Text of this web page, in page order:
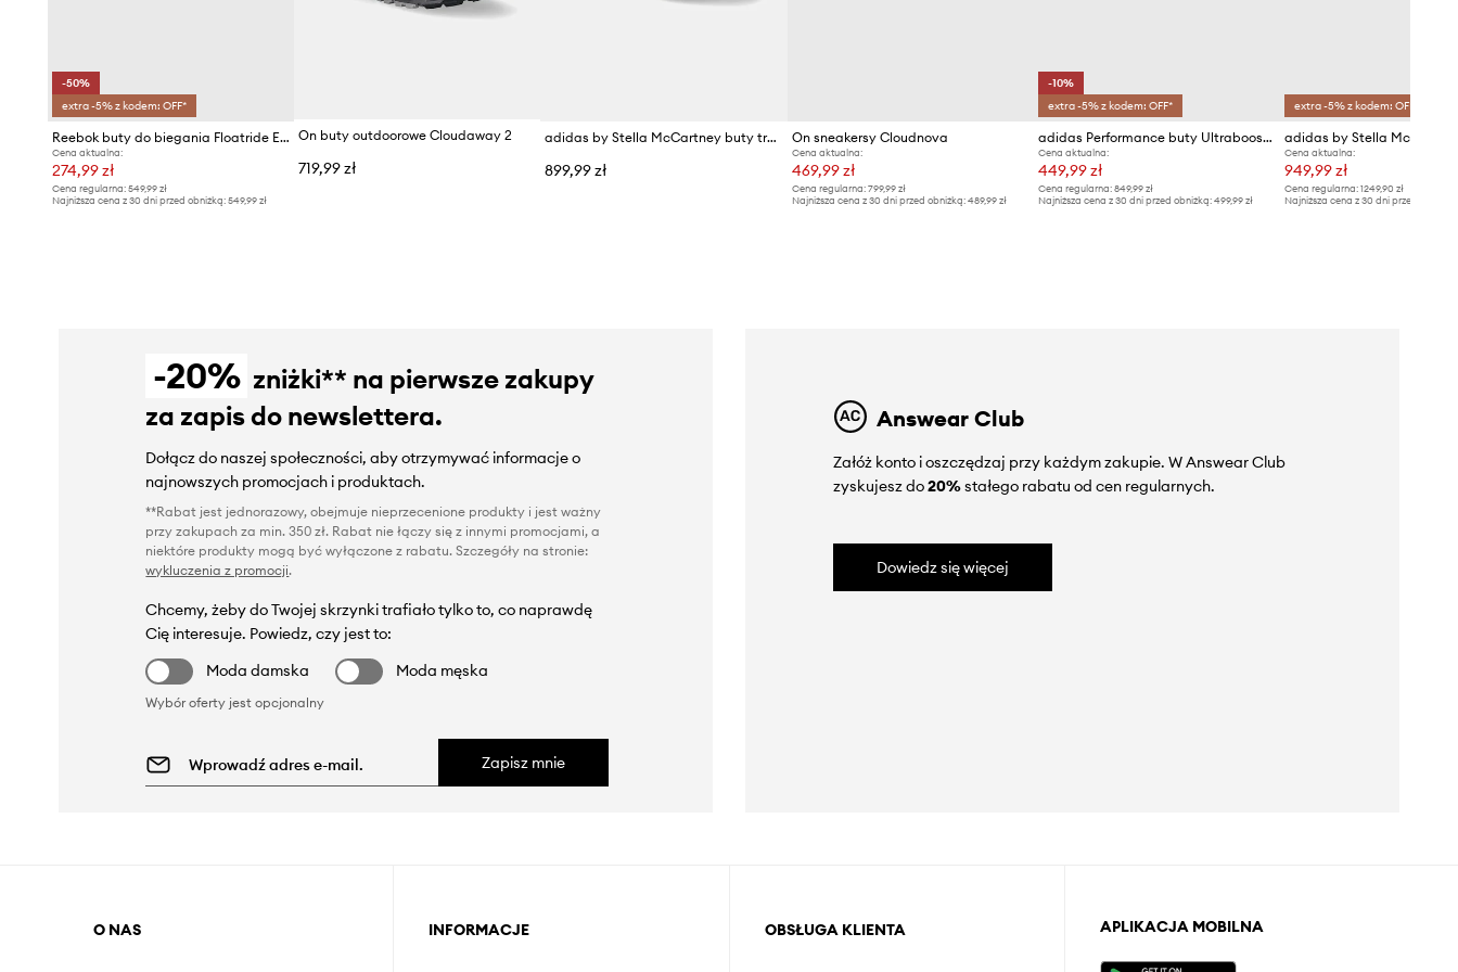
-50%
extra -5% z kodem: OFF*
Reebok buty do biegania Floatride Energy Symmetros 2.5
Cena aktualna:
274,99 zł
Cena regularna: 549,99 zł
Najniższa cena z 30 dni przed obniżką: 549,99 zł
On buty outdoorowe Cloudaway 2
719,99 zł
adidas by Stella McCartney buty treningowe Ultraboost 20
899,99 zł
On sneakersy Cloudnova
Cena aktualna:
469,99 zł
Cena regularna: 799,99 zł
Najniższa cena z 30 dni przed obniżką: 489,99 zł
-10%
extra -5% z kodem: OFF*
adidas Performance buty Ultraboost 1.0
Cena aktualna:
449,99 zł
Cena regularna:849,99 zł
Najniższa cena z 30 dni przed obniżką:499,99 zł
extra -5% z kodem: OFF*
Cena aktualna:
949,99 zł
Cena regularna: 1249,90 zł
Najniższa cena z 30 dni przed obniżką:
-20% zniżki** na pierwsze zakupy
za zapis do newslettera.
Dołącz do naszej społeczności, aby otrzymywać informacje o
najnowszych promocjach i produktach.
**Rabat jest jednorazowy, obejmuje nieprzecenione produkty i jest ważny
przy zakupach za min. 350 zł. Rabat nie łączy się z innymi promocjami, a
niektóre produkty mogą być wyłączone z rabatu. Szczegóły na stronie:
wykluczenia z promocji.
Chcemy, żeby do Twojej skrzynki trafiało tylko to, co naprawdę
Cię interesuje. Powiedz, czy jest to:
Moda damska
Moda męska
Wybór oferty jest opcjonalny
Zapisz mnie
Answear Club
Załóż konto i oszczędzaj przy każdym zakupie. W Answear Club
zyskujesz do20%stałego rabatu od cen regularnych.
Dowiedz się więcej
O NAS INFORMACJE OBSŁUGA KLIENTA APLIKACJA MOBILNA